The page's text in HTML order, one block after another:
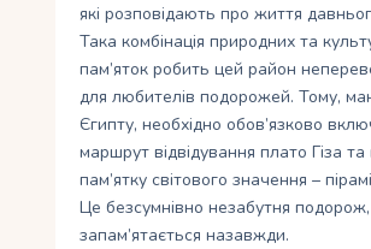
які розповідають про життя
Така комбінація природних та
пам’яток робить цей район
для любителів подорожей. Тому,
Єгипту, необхідно обов’язково
маршрут відвідування плато Гіза
пам’ятку свiтового значення –
Це безсумнiвно незабутня
запам’ятається назавжди.